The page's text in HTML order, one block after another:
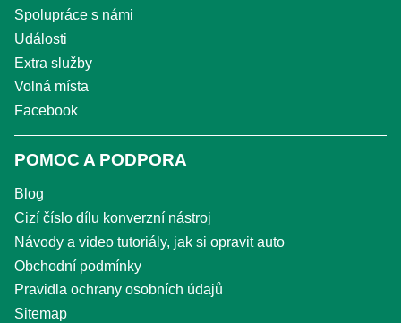
Spolupráce s námi
Události
Extra služby
Volná místa
Facebook
POMOC A PODPORA
Blog
Cizí číslo dílu konverzní nástroj
Návody a video tutoriály, jak si opravit auto
Obchodní podmínky
Pravidla ochrany osobních údajů
Sitemap